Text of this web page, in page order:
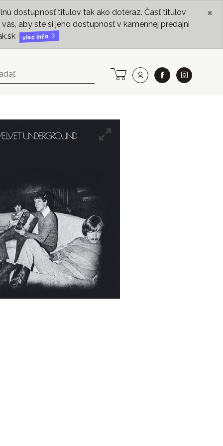
dostupnosť titulov tak ako doteraz. Časť titulov
aby ste si jeho dostupnosť v kamennej predajni
viac info
×